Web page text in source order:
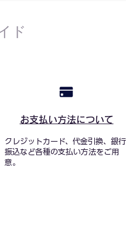
ド
お支払い方法について
クレジットカード、代金引換、銀行
振込など各種の支払い方法をご用
意。